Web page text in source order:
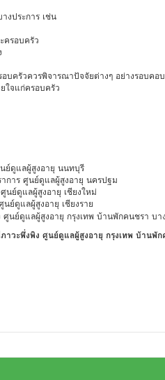
งประการ เช่น
ครอบครัว
บครัวควรพิจารณาปัจจัยต่างๆ อย่างรอบค
ใจแก่ครอบครัว
ย์ดูแลผู้สูงอายุ นนทบุรี
การ ศูนย์ดูแลผู้สูงอายุ นครปฐม
ศูนย์ดูแลผู้สูงอายุ เชียงใหม่
นย์ดูแลผู้สูงอายุ เชียงราย
วะพึ่งพิง ศูนย์ดูแลผู้สูงอายุ กรุงเทพ บ้านพั